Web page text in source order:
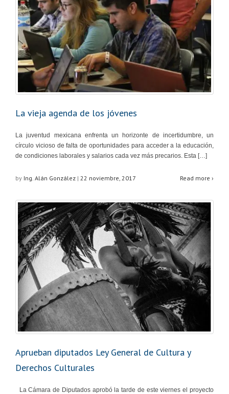
La vieja agenda de los jóvenes
La juventud mexicana enfrenta un horizonte de incertidumbre, un
círculo vicioso de falta de oportunidades para acceder a la educación,
de condiciones laborales y salarios cada vez más precarios. Esta […]
by Ing. Alán González | 22 noviembre, 2017 Read more ›
Aprueban diputados Ley General de Cultura y
Derechos Culturales
La Cámara de Diputados aprobó la tarde de este viernes el proyecto